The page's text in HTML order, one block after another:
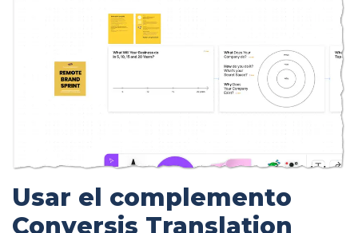
Usar el complemento
Conversis Translation